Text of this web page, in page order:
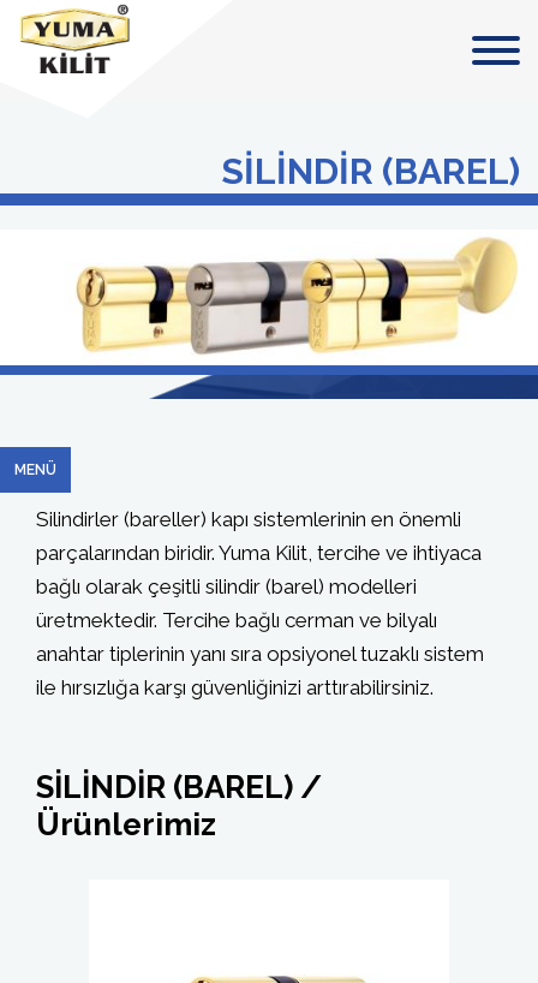
MENÜ
SİLİNDİR (BAREL)
Silindirler (bareller) kapı sistemlerinin en önemli
parçalarından biridir. Yuma Kilit, tercihe ve ihtiyaca
bağlı olarak çeşitli silindir (barel) modelleri
üretmektedir. Tercihe bağlı cerman ve bilyalı
anahtar tiplerinin yanı sıra opsiyonel tuzaklı sistem
ile hırsızlığa karşı güvenliğinizi arttırabilirsiniz.
SİLİNDİR (BAREL) /
Ürünlerimiz